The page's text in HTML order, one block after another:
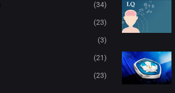
(34)
(23)
(3)
(21)
(23)